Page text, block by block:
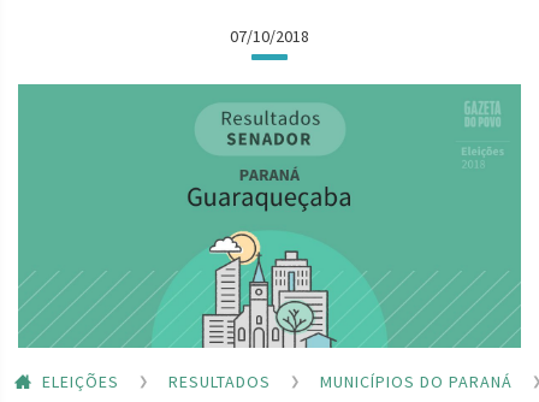
07/10/2018
ELEIÇÕES RESULTADOS
MUNICÍPIOS DO PARANÁ